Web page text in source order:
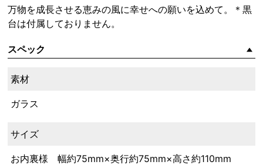
万物を成長させる恵みの風に幸せへの願いを込めて。＊黒
台は付属しておりません。
スペック
素材
ガラス
サイズ
お内裏様 幅約75mm×奥行約75mm×高さ約110mm